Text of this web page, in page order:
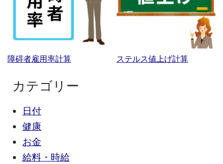
障碍者雇用率計算 ステルス値上げ計算
カテゴリー
日付
健康
お金
給料・時給